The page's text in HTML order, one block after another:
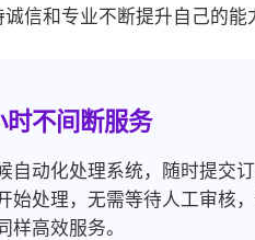
诚信和专业不断提升自己的能
时不间断服务
自动化处理系统，随时提交订
始处理，无需等待人工审核
样高效服务。